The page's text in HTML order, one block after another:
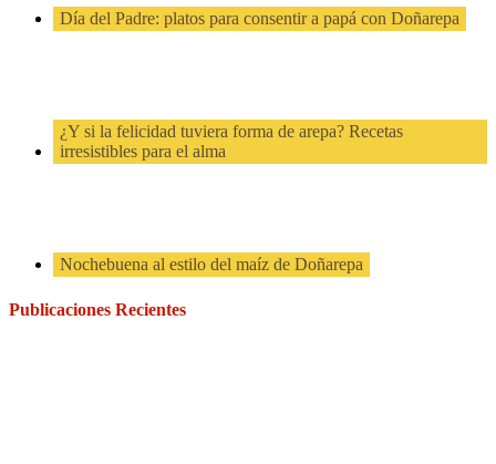
Día del Padre: platos para consentir a papá con Doñarepa
¿Y si la felicidad tuviera forma de arepa? Recetas
irresistibles para el alma
Nochebuena al estilo del maíz de Doñarepa
Publicaciones Recientes